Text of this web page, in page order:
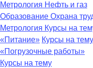
Метрология Нефть и газ
Образование Охрана
Метрология Курсы на
«Питание» Курсы на тему
«Погрузочные работы»
Курсы на тему